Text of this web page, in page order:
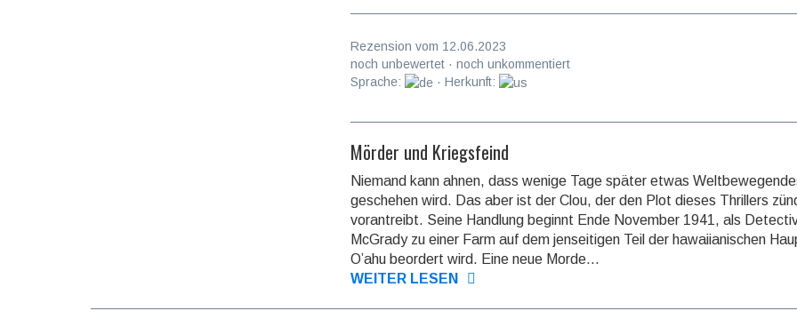
Rezension vom 12.06.2023
noch unbewertet · noch unkommentiert
Sprache:
· Herkunft:
Mörder und Kriegsfeind
Niemand kann ahnen, dass wenige Tage später etwas
geschehen wird. Das aber ist der Clou, der den Plot dieses Thrillers
voran­treibt. Seine Handlung beginnt Ende November 1941, als
McGrady zu einer Farm auf dem jen­seitigen Teil der hawaiia­nischen
O’ahu beordert wird. Eine neue Mord­e...
WEITER LESEN